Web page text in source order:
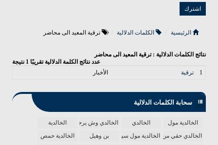
الرئيسية الكلمات الدلالية ترقية المعيد الى محاضر
نتائج الكلمات الدلالية : ترقية المعيد الى محاضر
عدد نتائج الكلمة الدلالية تقريبًا 1 نتيجة
1
ترقية الأخبار
سحابة الكلمات الدلالية
الخالدية مول الخالدي الخالدي وش يرجع
الخالدية
الخالدي حقي من الدنياالخالدية مول سينما بن وهيل
الخالدية حمص